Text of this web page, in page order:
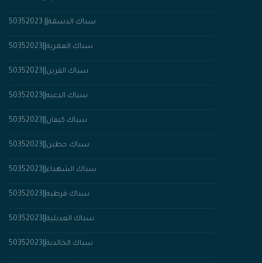
50352023 ||سباك الدسمة
50352023||سباك العمرية
50352023||سباك القرين
سباك الدعيه||50352023
سباك كيفان||50352023
سباك حطين||50352023
سباك الشهداء||50352023
سباك قرطبة||50352023
سباك العديلية||50352023
سباك الخالدية||50352023